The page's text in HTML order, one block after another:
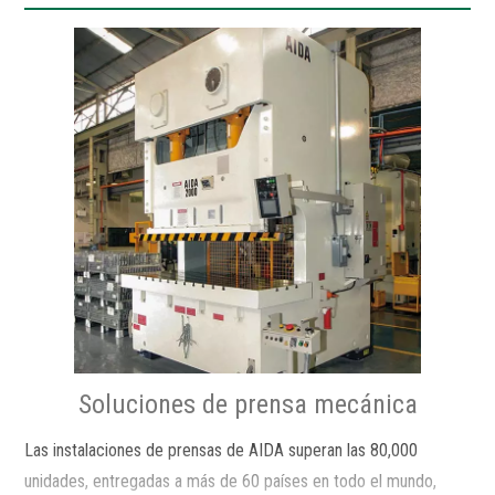
Soluciones de prensa mecánica
Las instalaciones de prensas de AIDA superan las 80,000
unidades, entregadas a más de 60 países en todo el mundo,